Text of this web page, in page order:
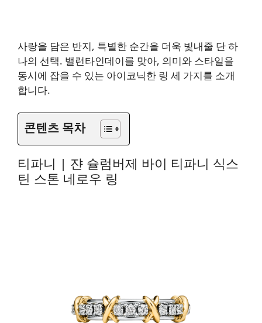
사랑을 담은 반지, 특별한 순간을 더욱 빛내줄 단 하
나의 선택. 밸런타인데이를 맞아, 의미와 스타일을
동시에 잡을 수 있는 아이코닉한 링 세 가지를 소개
합니다.
콘텐츠 목차
티파니 | 쟌 슐럼버제 바이 티파니 식스
틴 스톤 네로우 링